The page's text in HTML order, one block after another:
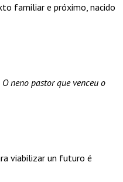
familiar e próximo, nacido
O neno pastor que venceu o
viabilizar un futuro é